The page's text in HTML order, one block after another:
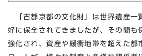
「古都京都の文化財」は世界遺産一
好に保全されてきましたが、その間も
強化され、資産や緩衝地帯を超えた都